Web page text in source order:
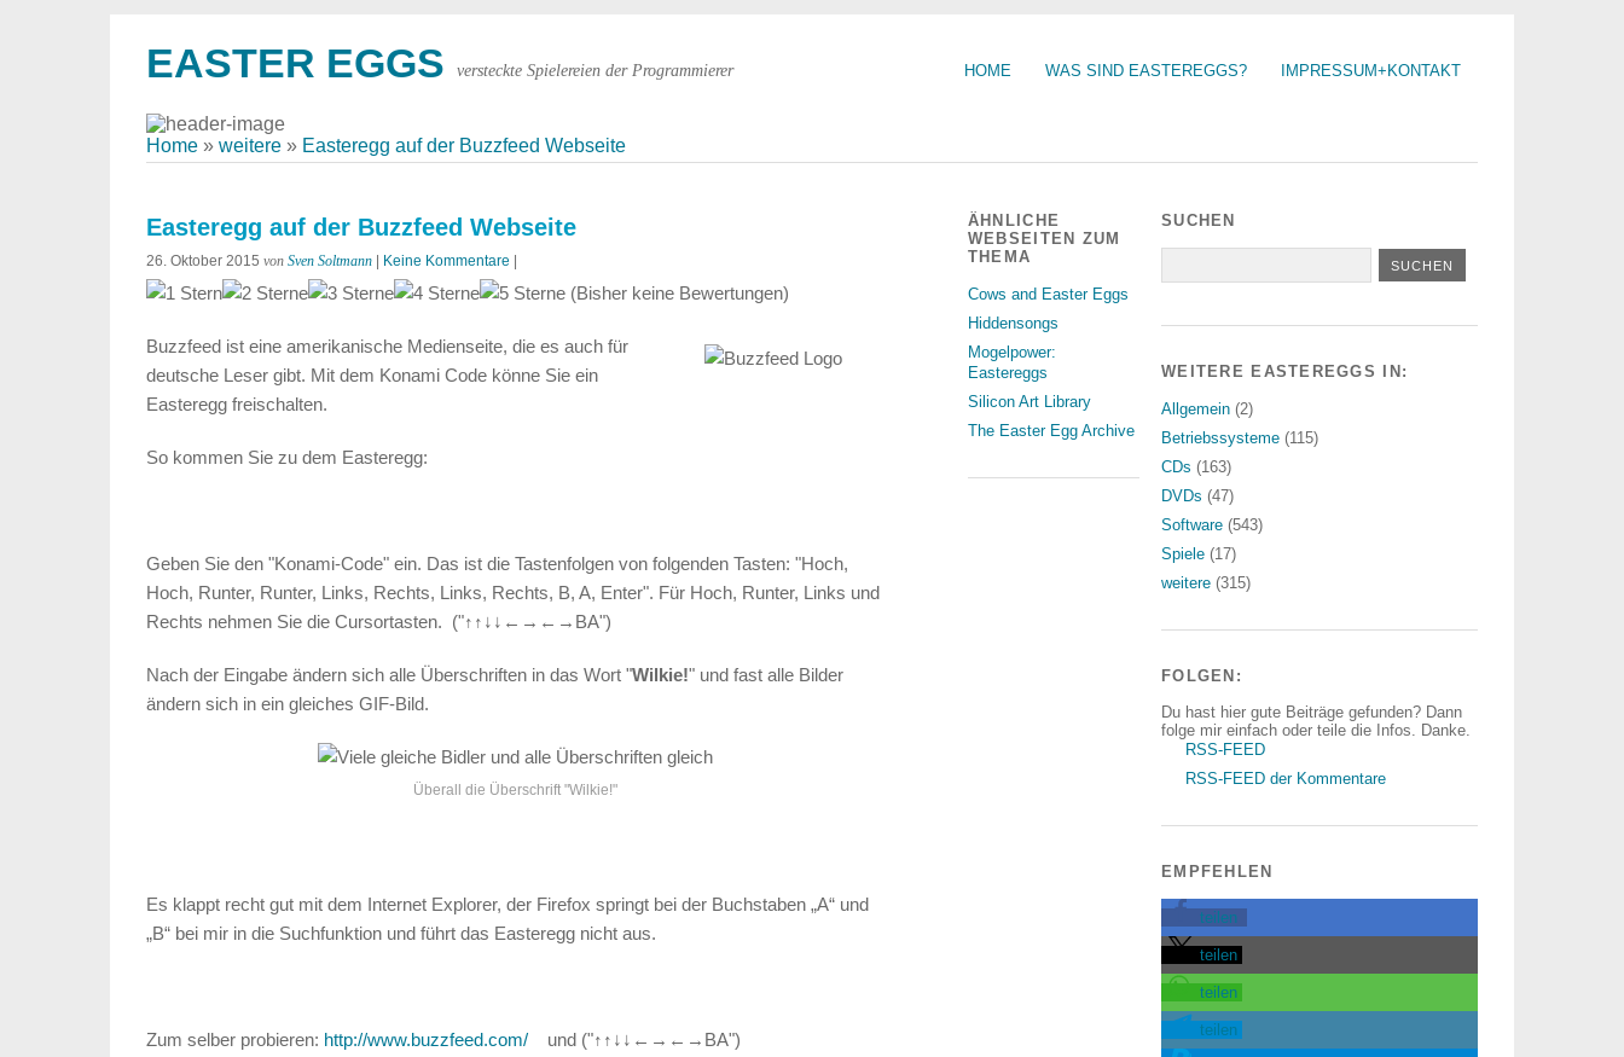
HOME WAS SIND EASTEREGGS? IMPRESSUM+KONTAKT
EASTER EGGS versteckte Spielereien der Programmierer
Home » weitere » Easteregg auf der Buzzfeed Webseite
Easteregg auf der Buzzfeed Webseite
26. Oktober 2015 von Sven Soltmann Keine Kommentare
(Bisher keine Bewertungen)
Buzzfeed ist eine amerikanische Medienseite, die es auch für
deutsche Leser gibt. Mit dem Konami Code könne Sie ein
Easteregg freischalten.
So kommen Sie zu dem Easteregg:
Geben Sie den "Konami-Code" ein. Das ist die Tastenfolgen von folgenden Tasten: "Hoch,
Hoch, Runter, Runter, Links, Rechts, Links, Rechts, B, A, Enter". Für Hoch, Runter, Links und
Rechts nehmen Sie die Cursortasten. ("↑↑↓↓←→←→BA")
Nach der Eingabe ändern sich alle Überschriften in das Wort "Wilkie!" und fast alle Bilder
ändern sich in ein gleiches GIF-Bild.
Überall die Überschrift "Wilkie!"
Es klappt recht gut mit dem Internet Explorer, der Firefox springt bei der Buchstaben „A“ und
„B“ bei mir in die Suchfunktion und führt das Easteregg nicht aus.
Zum selber probieren: http://www.buzzfeed.com/ und ("↑↑↓↓←→←→BA")
ÄHNLICHE
WEBSEITEN ZUM
THEMA
Cows and Easter Eggs
Hiddensongs
Mogelpower:
Eastereggs
Silicon Art Library
The Easter Egg Archive
SUCHEN
WEITERE EASTEREGGS IN:
Allgemein (2)
Betriebssysteme (115)
CDs (163)
DVDs (47)
Software (543)
Spiele (17)
weitere (315)
FOLGEN:
Du hast hier gute Beiträge gefunden? Dann
folge mir einfach oder teile die Infos. Danke.
RSS-FEED
RSS-FEED der Kommentare
EMPFEHLEN
teilen
teilen
teilen
teilen